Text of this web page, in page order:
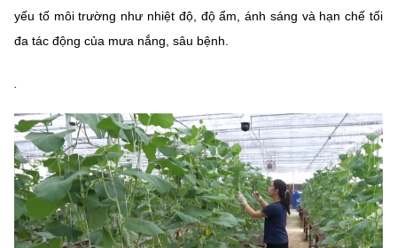
Vietnamese English
BỘ KHOA HỌC VÀ CÔNG NGHỆ
MINISTRY OF SCIENCE AND TECHNOLOGY
Điều khoản sử dụng Theo dõi MST: Góp ý
Cơ quan chủ quản: Bộ Khoa học và Công nghệ (MST)
Chịu trách nhiệm nội dung: Nguyễn Thị Hải Hằng
yếu tố môi trường như nhiệt độ, độ ẩm, ánh sáng và hạn chế tối
đa tác động của mưa nắng, sâu bệnh.